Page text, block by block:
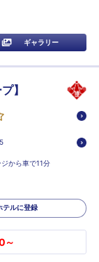
ギャラリー
】
から車で11分
テルに登録
～